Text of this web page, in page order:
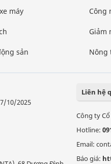
máy
sản
Công
Giảm
Nông
10/2025
Liên hệ
Công ty
Hotline:
Email:
Báo giá: